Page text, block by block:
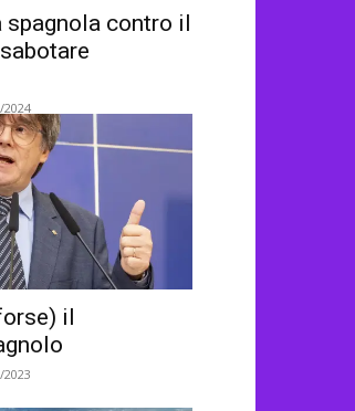
spagnola contro il
2024
il